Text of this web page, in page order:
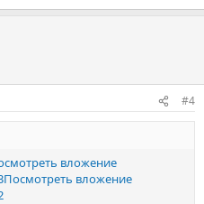
#4
вложение
Посмотреть вложение